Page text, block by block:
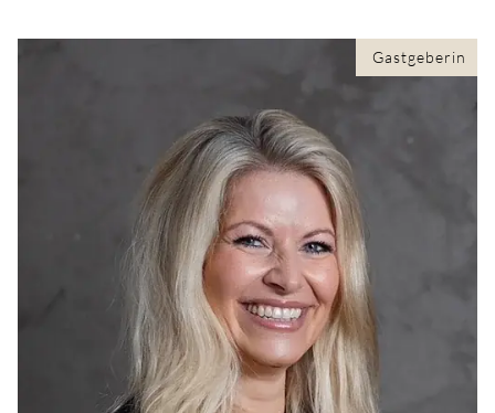
Gastgeberin